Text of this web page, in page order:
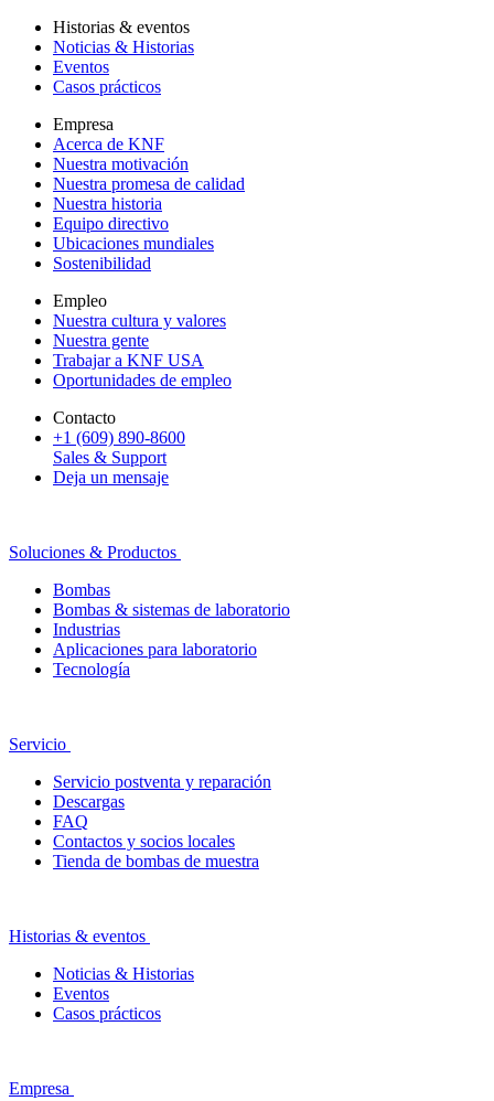
Historias & eventos
Noticias & Historias
Eventos
Casos prácticos
Empresa
Acerca de KNF
Nuestra motivación
Nuestra promesa de calidad
Nuestra historia
Equipo directivo
Ubicaciones mundiales
Sostenibilidad
Empleo
Nuestra cultura y valores
Nuestra gente
Trabajar a KNF USA
Oportunidades de empleo
Contacto
+1 (609) 890-8600
Sales & Support
Deja un mensaje
Soluciones & Productos
Bombas
Bombas & sistemas de laboratorio
Industrias
Aplicaciones para laboratorio
Tecnología
Servicio
Servicio postventa y reparación
Descargas
FAQ
Contactos y socios locales
Tienda de bombas de muestra
Historias & eventos
Noticias & Historias
Eventos
Casos prácticos
Empresa